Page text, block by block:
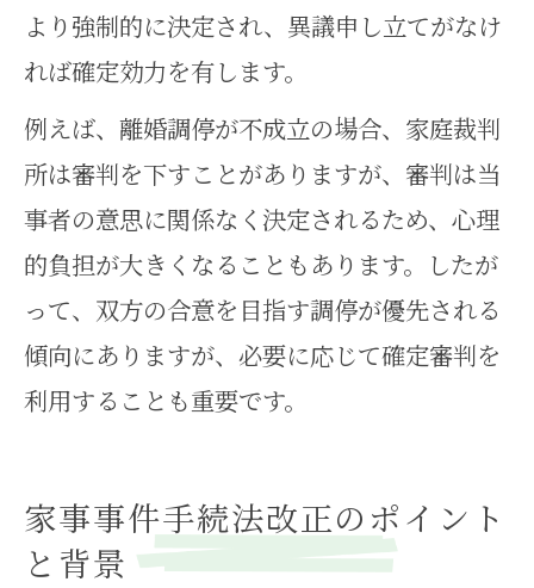
より強制的に決定され、異議申し立てがなけ
れば確定効力を有します。
例えば、離婚調停が不成立の場合、家庭裁判
所は審判を下すことがありますが、審判は当
事者の意思に関係なく決定されるため、心理
的負担が大きくなることもあります。したが
って、双方の合意を目指す調停が優先される
傾向にありますが、必要に応じて確定審判を
利用することも重要です。
家事事件手続法改正のポイント
と背景